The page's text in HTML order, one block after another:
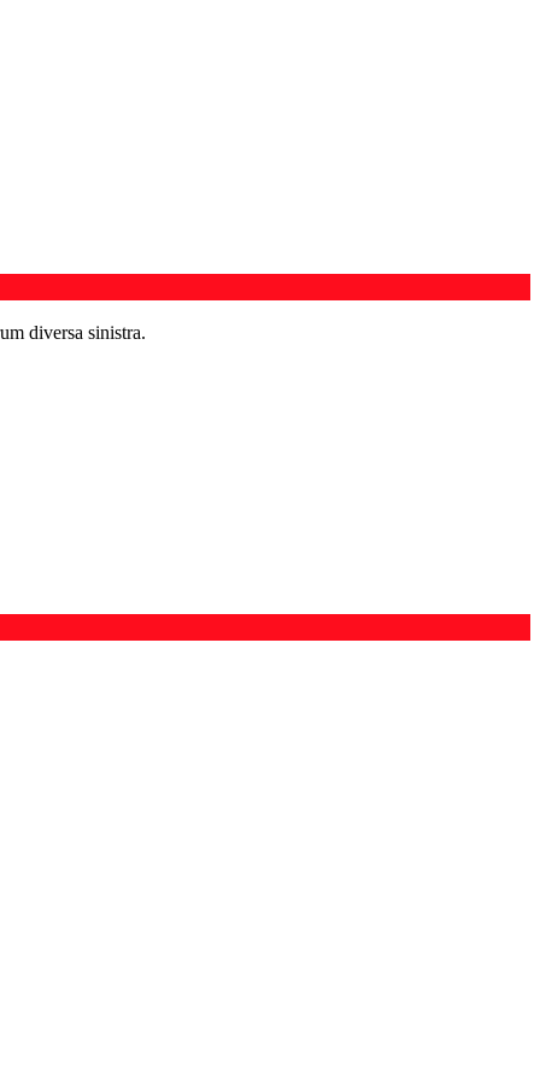
diversa sinistra.